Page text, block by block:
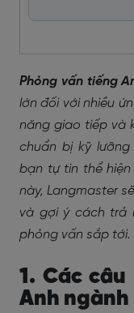
Phỏng vấn tiếng
lớn đối với nhiều
năng giao tiếp và
chuẩn bị kỹ
bạn tự tin thể
này, Langmaster
và gợi ý cách trả
phỏng vấn sắp tới.
1. Các
Anh ngành